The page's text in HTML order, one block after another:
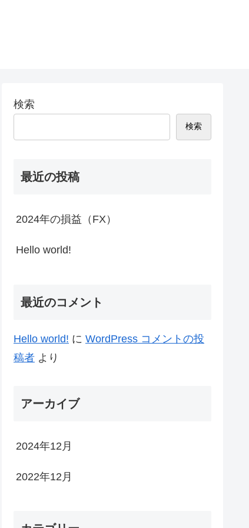
検索
検索
最近の投稿
2024年の損益（FX）
Hello world!
最近のコメント
Hello world! に WordPress コメントの投
稿者 より
アーカイブ
2024年12月
2022年12月